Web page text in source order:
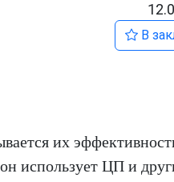
В
их
использует ЦП и